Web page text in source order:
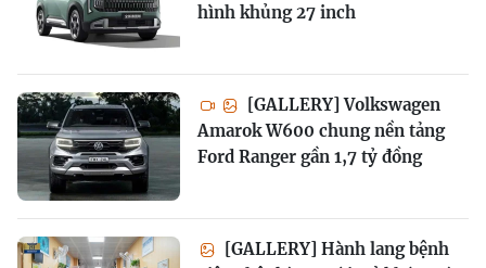
hình khủng 27 inch
[GALLERY] Volkswagen
Amarok W600 chung nền tảng
Ford Ranger gần 1,7 tỷ đồng
[GALLERY] Hành lang bệnh